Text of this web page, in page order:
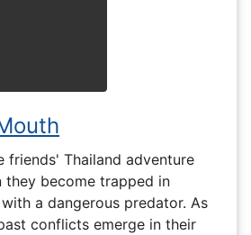
friends' Thailand adventure
they become trapped in
a dangerous predator. As
conflicts emerge in their